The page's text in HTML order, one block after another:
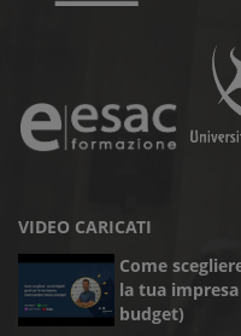
VIDEO CARICATI
Come
la tua
budget)